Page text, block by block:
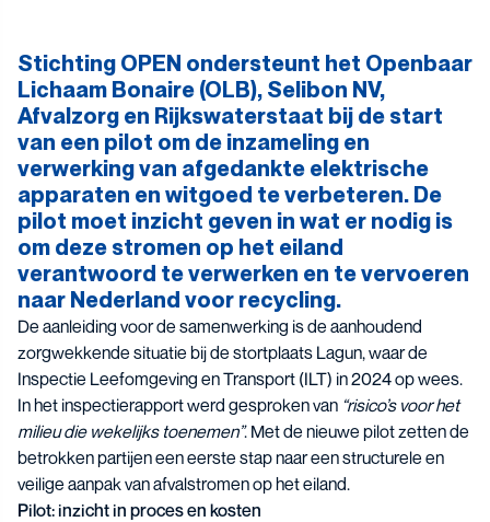
Stichting OPEN ondersteunt het Openbaar
Lichaam Bonaire (OLB), Selibon NV,
Afvalzorg en Rijkswaterstaat bij de start
van een pilot om de inzameling en
verwerking van afgedankte elektrische
apparaten en witgoed te verbeteren. De
pilot moet inzicht geven in wat er nodig is
om deze stromen op het eiland
verantwoord te verwerken en te vervoeren
naar Nederland voor recycling.
De aanleiding voor de samenwerking is de aanhoudend
zorgwekkende situatie bij de stortplaats Lagun, waar de
Inspectie Leefomgeving en Transport (ILT) in 2024 op wees.
In het inspectierapport werd gesproken van “risico’s voor het
milieu die wekelijks toenemen”. Met de nieuwe pilot zetten de
betrokken partijen een eerste stap naar een structurele en
veilige aanpak van afvalstromen op het eiland.
Pilot: inzicht in proces en kosten